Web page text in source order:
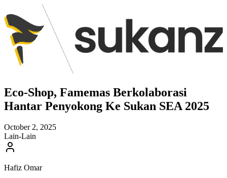
Eco-Shop, Famemas Berkolaborasi
Hantar Penyokong Ke Sukan SEA 2025
October 2, 2025
Lain-Lain
Hafiz Omar